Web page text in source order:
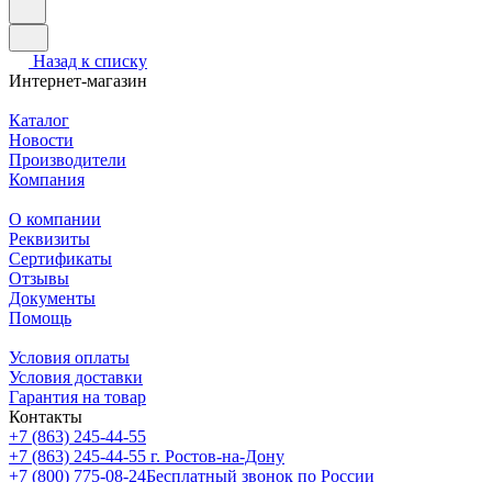
Назад к списку
Интернет-магазин
Каталог
Новости
Производители
Компания
О компании
Реквизиты
Сертификаты
Отзывы
Документы
Помощь
Условия оплаты
Условия доставки
Гарантия на товар
Контакты
+7 (863) 245-44-55
+7 (863) 245-44-55 г. Ростов-на-Дону
+7 (800) 775-08-24Бесплатный звонок по России